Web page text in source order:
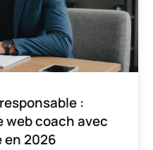
:
coach avec
en 2026